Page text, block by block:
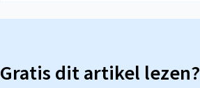
Gratis dit artikel lezen?